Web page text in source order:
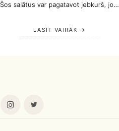
Šos salātus var pagatavot jebkurš, jo…
LASĪT VAIRĀK